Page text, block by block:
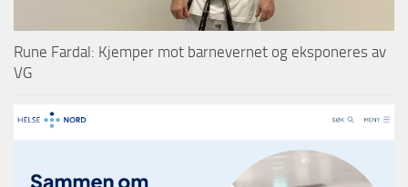
Rune Fardal: Kjemper mot barnevernet og eksponeres av
VG